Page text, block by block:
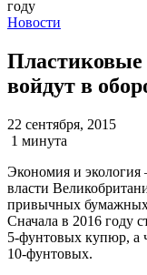
Новости
Пластиковые
войдут в
22 сентября, 2015
1 минута
Экономия и
власти
привычных
Сначала в 2016 году
5-фунтовых купюр, а
10-фунтовых.